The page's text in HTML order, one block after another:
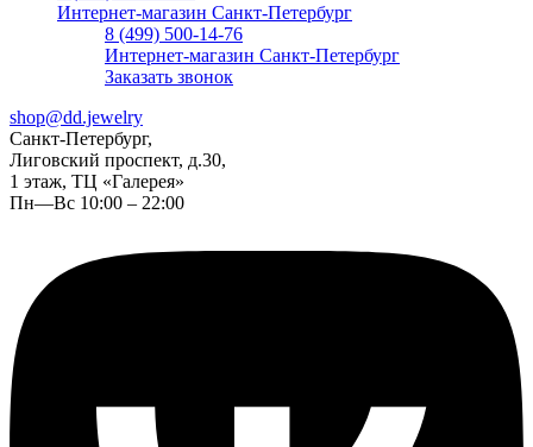
Интернет-магазин Санкт-Петербург
8 (499) 500-14-76
Интернет-магазин Санкт-Петербург
Заказать звонок
shop@dd.jewelry
Санкт-Петербург,
Лиговский проспект, д.30,
1 этаж, ТЦ «Галерея»
Пн—Вс 10:00 – 22:00